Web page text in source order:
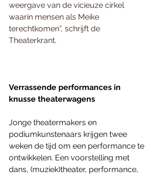
weergave van de vicieuze cirkel
waarin mensen als Meike
terechtkomen”, schrijft de
Theaterkrant.
Verrassende performances in
knusse theaterwagens
Jonge theatermakers en
podiumkunstenaars krijgen twee
weken de tijd om een performance te
ontwikkelen. Een voorstelling met
dans, (muziek)theater, performance,